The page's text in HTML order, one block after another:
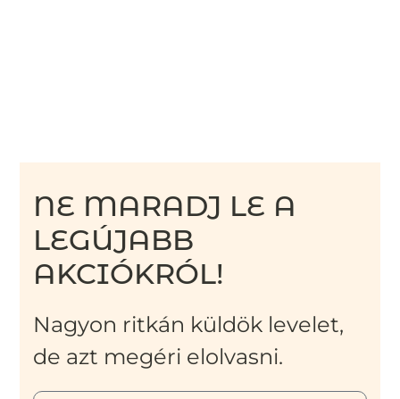
NE MARADJ LE A
LEGÚJABB
AKCIÓKRÓL!
Nagyon ritkán küldök levelet,
de azt megéri elolvasni.